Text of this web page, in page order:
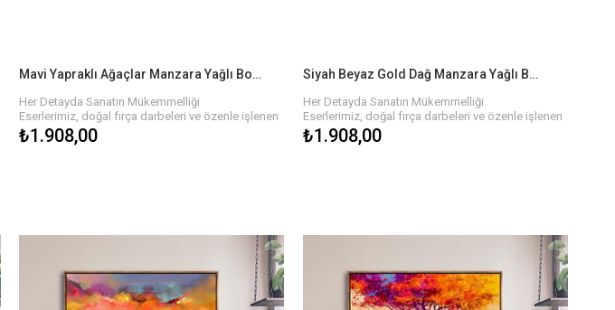
Mavi Yapraklı Ağaçlar Manzara Yağlı Boya Dokulu Tablo
Her Detayda Sanatın Mükemmelliği
Eserlerimiz, doğal fırça darbeleri ve özenle işlenen
detaylarla hayat buluyor. Yağlı boyaların zengin
dokusu, tablonun her köşesinde derinlik ve hareket
kaliteli yağlı boya dokulu tablolar ile evinizin ya da
ofisinizin atmosferini baştan yaratın. Farklı temalar,
renkler ve boyutlarla, hayalinizdeki tabloyu
bulmanız çok kolay!
₺1.908,00
Siyah Beyaz Gold Dağ Manzara Yağlı Boya Dokulu Tablo
Her Detayda Sanatın Mükemmelliği
Eserlerimiz, doğal fırça darbeleri ve özenle işlenen
detaylarla hayat buluyor. Yağlı boyaların zengin
dokusu, tablonun her köşesinde derinlik ve hareket
kaliteli yağlı boya dokulu tablolar ile evinizin ya da
ofisinizin atmosferini baştan yaratın. Farklı temalar,
renkler ve boyutlarla, hayalinizdeki tabloyu
bulmanız çok kolay!
₺1.908,00